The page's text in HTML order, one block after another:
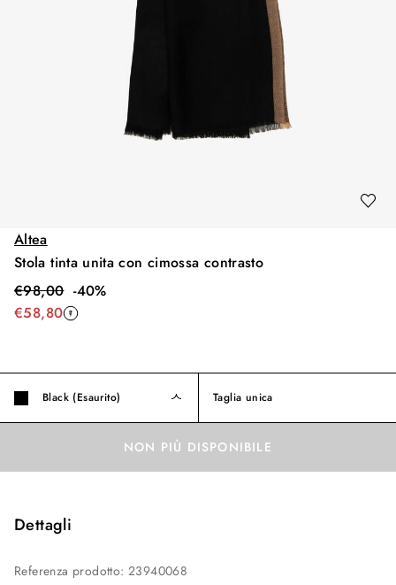
Altea
Stola tinta unita con cimossa contrasto
€98,00-40%
€58,80
Black (Esaurito) Taglia unica
NON PIÙ DISPONIBILE
Dettagli
Referenza prodotto:23940068